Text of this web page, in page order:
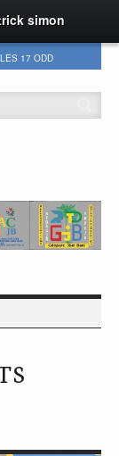
simon
LES 17 ODD